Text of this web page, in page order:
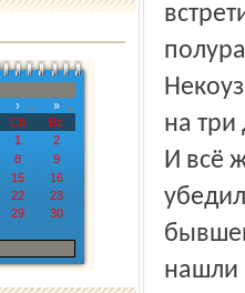
›
»
Сб
Вс
1
2
8
9
15
16
22
23
29
30
на три
И всё
нашли